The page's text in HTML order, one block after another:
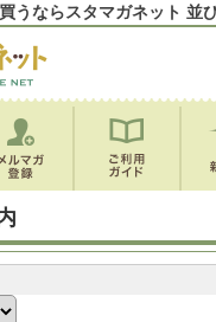
うならスタマガネット 並